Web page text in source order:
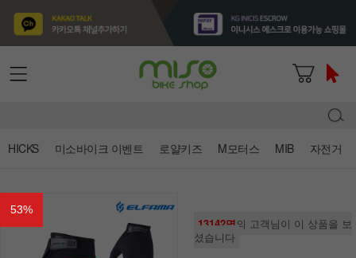
HICKS 미소바이크 이벤트 로얄키즈 M모터스 MIB 자전거
53%
13142명의 고객님이 이 상품을 보
셨습니다